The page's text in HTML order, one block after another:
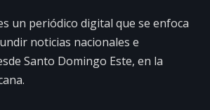
un periódico digital que se enfoca
noticias nacionales e
Santo Domingo Este, en la